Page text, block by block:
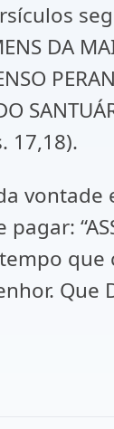
DA
17,18).
vontade
tempo
Que